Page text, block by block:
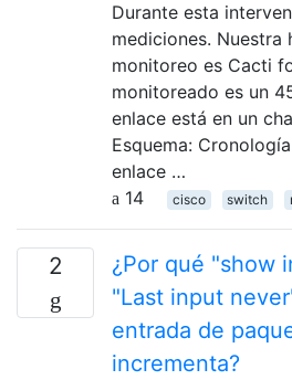
Durante esta
mediciones. Nuestra
monitoreo es Cacti
monitoreado es un
enlace está en un
Esquema:
enlace …
14
cisco switch
2
¿Por qué "show
"Last input
entrada de
incrementa?